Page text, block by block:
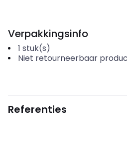
Verpakkingsinfo
1 stuk(s)
Niet retourneerbaar
Referenties